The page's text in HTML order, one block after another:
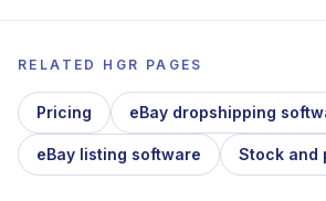
RELATED HGR PAGES
Pricing eBay dropshipping
eBay listing software Stock and